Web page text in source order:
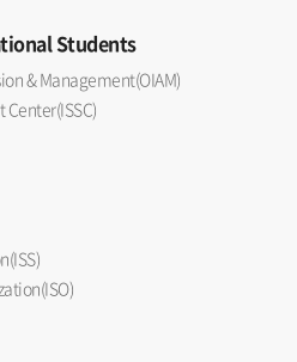
Students
& Management(OIAM)